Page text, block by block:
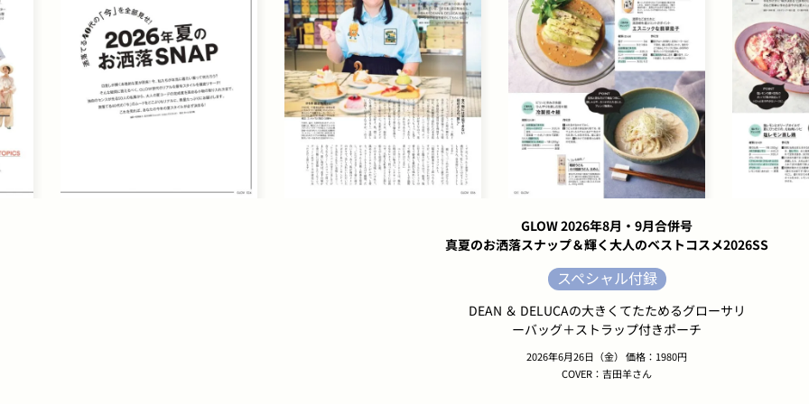
GLOW 2026年8月・9月合併号
真夏のお洒落スナップ＆輝く大人のベストコスメ2026SS
スペシャル付録
DEAN ＆ DELUCAの大きくてたためるグローサリ
ーバッグ＋ストラップ付きポーチ
2026年6月26日（金） 価格：1980円
COVER：吉田羊さん